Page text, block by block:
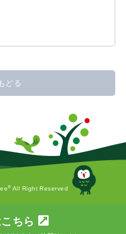
ちら
どる
® All Right Reserved